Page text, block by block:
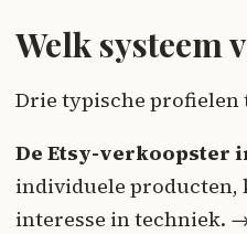
Welk systeem
Drie typische
De Etsy-verkoopster
individuele producten,
interesse in techniek.